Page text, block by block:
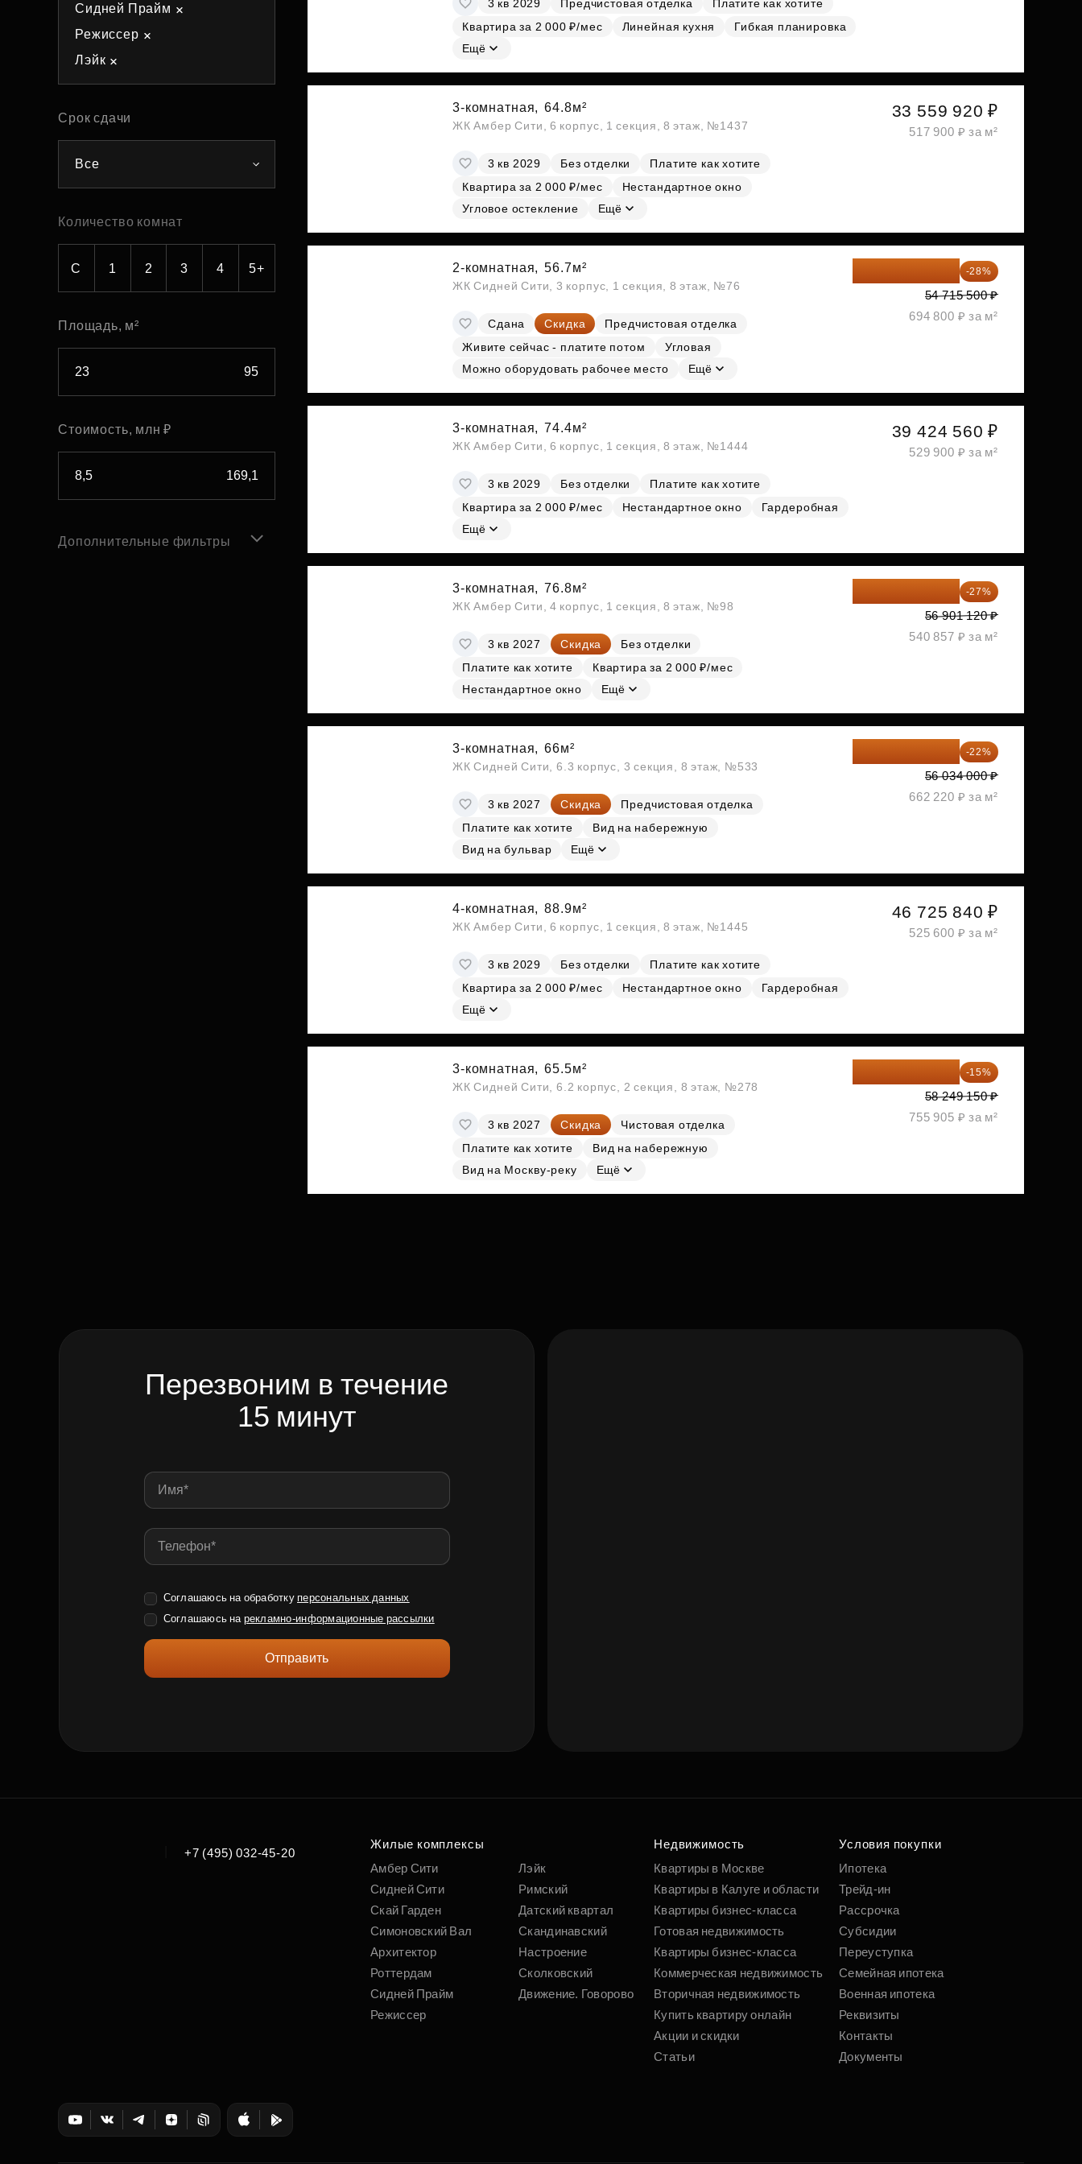
Субсидии
Сидней Прайм
Режиссер
Лэйк
Срок сдачи
Все
Количество комнат
С 1 2 3 4 5+
Площадь, м²
Стоимость, млн ₽
Дополнительные фильтры
3 кв 2029 Предчистовая отделка
Платите как хотите
Квартира за 2 000 ₽/мес
Линейная кухня
Гибкая планировка
Ещё
3-комнатная, 64.8м²
ЖК Амбер Сити, 6 корпус, 1 секция, 8 этаж, №1437
3 кв 2029 Без отделки
Платите как хотите
Квартира за 2 000 ₽/мес
Нестандартное окно
Угловое остекление
Ещё
33 559 920 ₽
517 900 ₽ за м²
2-комнатная, 56.7м²
ЖК Сидней Сити, 3 корпус, 1 секция, 8 этаж, №76
Сдана Скидка
Предчистовая отделка
Живите сейчас - платите потом
Угловая
Можно оборудовать рабочее место
Ещё
-28%
54 715 500 ₽
694 800 ₽ за м²
3-комнатная, 74.4м²
ЖК Амбер Сити, 6 корпус, 1 секция, 8 этаж, №1444
3 кв 2029 Без отделки
Платите как хотите
Квартира за 2 000 ₽/мес
Нестандартное окно
Гардеробная
Ещё
39 424 560 ₽
529 900 ₽ за м²
3-комнатная, 76.8м²
ЖК Амбер Сити, 4 корпус, 1 секция, 8 этаж, №98
3 кв 2027 Скидка
Без отделки
Платите как хотите
Квартира за 2 000 ₽/мес
Нестандартное окно
Ещё
-27%
56 901 120 ₽
540 857 ₽ за м²
3-комнатная, 66м²
ЖК Сидней Сити, 6.3 корпус, 3 секция, 8 этаж, №533
3 кв 2027 Скидка
Предчистовая отделка
Платите как хотите
Вид на набережную
Вид на бульвар
Ещё
-22%
56 034 000 ₽
662 220 ₽ за м²
4-комнатная, 88.9м²
ЖК Амбер Сити, 6 корпус, 1 секция, 8 этаж, №1445
3 кв 2029 Без отделки
Платите как хотите
Квартира за 2 000 ₽/мес
Нестандартное окно
Гардеробная
Ещё
46 725 840 ₽
525 600 ₽ за м²
3-комнатная, 65.5м²
ЖК Сидней Сити, 6.2 корпус, 2 секция, 8 этаж, №278
3 кв 2027 Скидка
Чистовая отделка
Платите как хотите
Вид на набережную
Вид на Москву-реку
Ещё
-15%
58 249 150 ₽
755 905 ₽ за м²
Перезвоним в течение
15 минут
Соглашаюсь на обработку персональных данных
Соглашаюсь на рекламно-информационные рассылки
Отправить
+7 (495) 032-45-20
Жилые комплексы
Амбер Сити
Сидней Сити
Скай Гарден
Симоновский Вал
Архитектор
Роттердам
Сидней Прайм
Режиссер
Лэйк
Римский
Датский квартал
Скандинавский
Настроение
Сколковский
Движение. Говорово
Недвижимость
Квартиры в Москве
Квартиры в Калуге и области
Квартиры бизнес-класса
Готовая недвижимость
Квартиры бизнес-класса
Коммерческая недвижимость
Вторичная недвижимость
Купить квартиру онлайн
Акции и скидки
Статьи
Условия покупки
Ипотека
Трейд-ин
Рассрочка
Субсидии
Переуступка
Семейная ипотека
Военная ипотека
Реквизиты
Контакты
Документы